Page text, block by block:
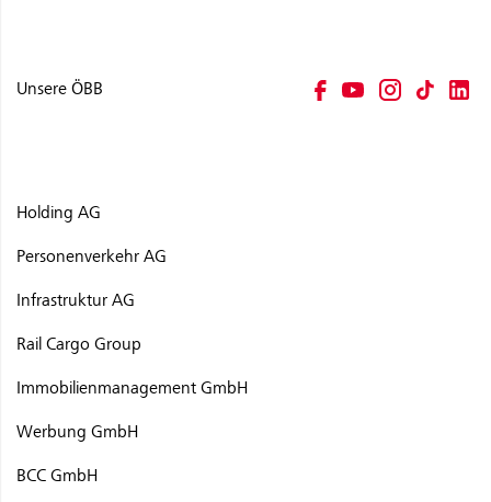
Unsere ÖBB
Holding AG
Personenverkehr AG
Infrastruktur AG
Rail Cargo Group
Immobilienmanagement GmbH
Werbung GmbH
BCC GmbH